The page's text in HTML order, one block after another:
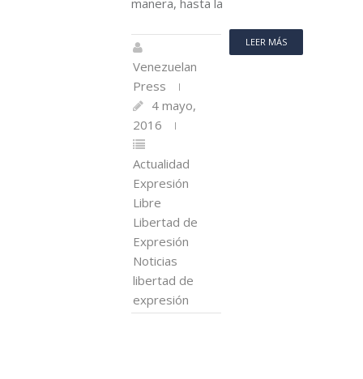
LEER MÁS
Venezuelan
Press
4 mayo,
2016
Actualidad
Expresión
Libre
Libertad de
Expresión
Noticias
libertad de
expresión